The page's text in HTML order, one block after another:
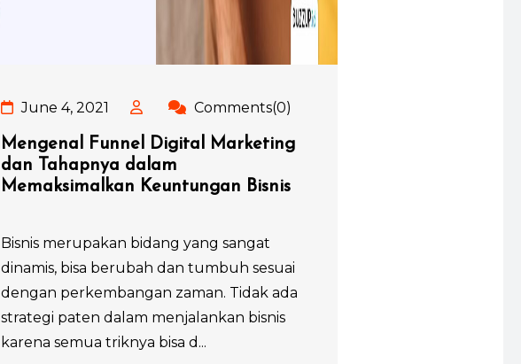
June 4, 2021 Comments(0)
Mengenal Funnel Digital Marketing
dan Tahapnya dalam
Memaksimalkan Keuntungan Bisnis
Bisnis merupakan bidang yang sangat
dinamis, bisa berubah dan tumbuh sesuai
dengan perkembangan zaman. Tidak ada
strategi paten dalam menjalankan bisnis
karena semua triknya bisa d...